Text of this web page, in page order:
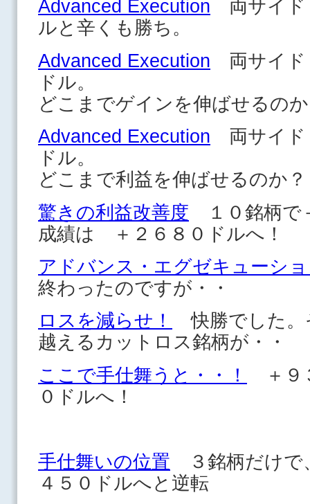
Advanced Execution 両サイド
ルと辛くも勝ち。
Advanced Execution 両サイド
ドル。
どこまでゲインを伸ばせるの
Advanced Execution 両サイド
ドル。
どこまで利益を伸ばせるのか？
驚きの利益改善度 １０銘柄で
成績は ＋２６８０ドルへ！
アドバンス・エグゼキューシ
終わったのですが・・
ロスを減らせ！
快勝でした。
越えるカットロス銘柄が・・
ここで手仕舞うと・・！
＋９
０ドルへ！
手仕舞いの位置 ３銘柄だけ
４５０ドルへと逆転